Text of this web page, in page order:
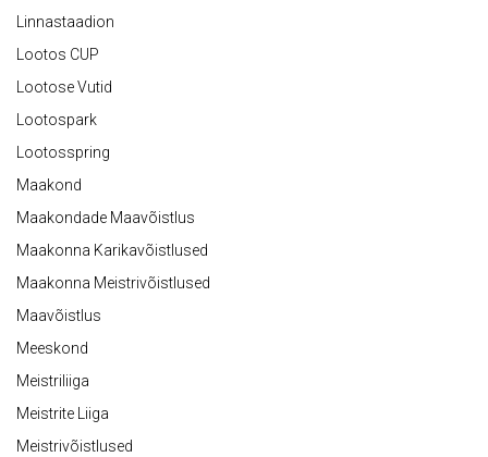
Linnastaadion
Lootos CUP
Lootose Vutid
Lootospark
Lootosspring
Maakond
Maakondade Maavõistlus
Maakonna Karikavõistlused
Maakonna Meistrivõistlused
Maavõistlus
Meeskond
Meistriliiga
Meistrite Liiga
Meistrivõistlused